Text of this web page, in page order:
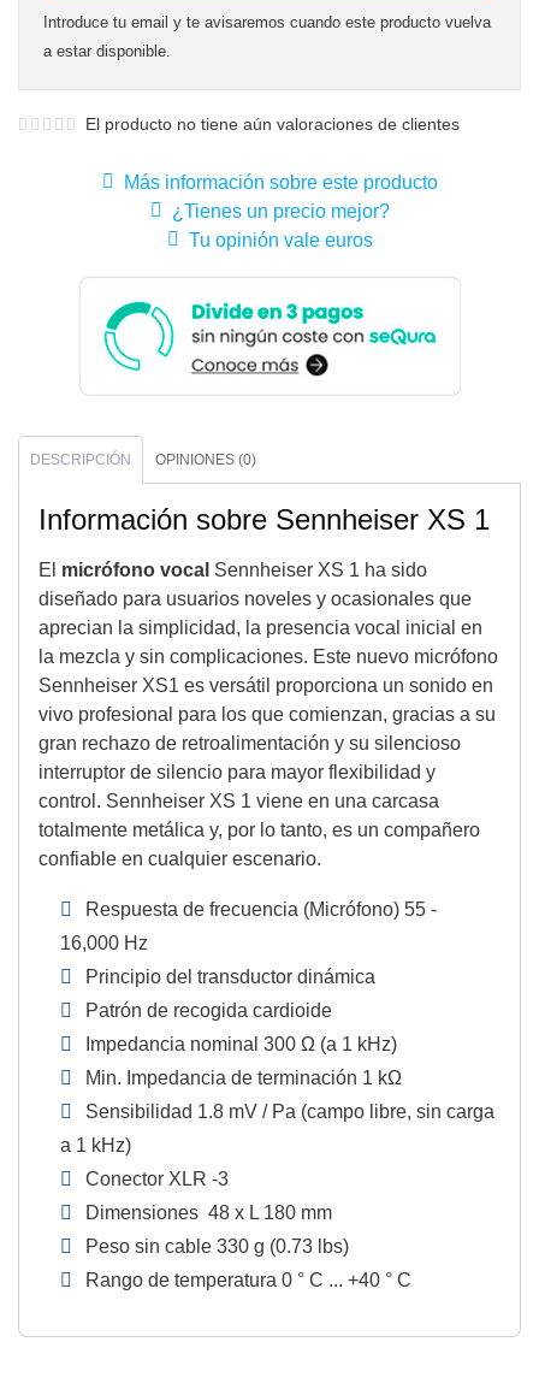
Introduce tu email y te avisaremos cuando este producto vuelva
a estar disponible.
El producto no tiene aún valoraciones de clientes
Más información sobre este producto
¿Tienes un precio mejor?
Tu opinión vale euros
DESCRIPCIÓN OPINIONES (0)
Información sobre Sennheiser XS 1
El micrófono vocal Sennheiser XS 1 ha sido
diseñado para usuarios noveles y ocasionales que
aprecian la simplicidad, la presencia vocal inicial en
la mezcla y sin complicaciones. Este nuevo micrófono
Sennheiser XS1 es versátil proporciona un sonido en
vivo profesional para los que comienzan, gracias a su
gran rechazo de retroalimentación y su silencioso
interruptor de silencio para mayor flexibilidad y
control. Sennheiser XS 1 viene en una carcasa
totalmente metálica y, por lo tanto, es un compañero
confiable en cualquier escenario.
Respuesta de frecuencia (Micrófono) 55 -
16,000 Hz
Principio del transductor dinámica
Patrón de recogida cardioide
Impedancia nominal 300 Ω (a 1 kHz)
Min. Impedancia de terminación 1 kΩ
Sensibilidad 1.8 mV / Pa (campo libre, sin carga
a 1 kHz)
Conector XLR -3
Dimensiones 48 x L 180 mm
Peso sin cable 330 g (0.73 lbs)
Rango de temperatura 0 ° C ... +40 ° C